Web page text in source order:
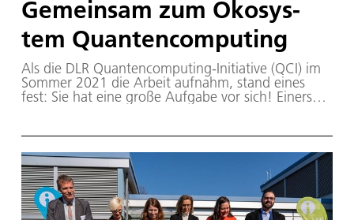
Ge­mein­sam zum Öko­sys­
tem Quan­ten­com­pu­ting
Als die DLR Quantencomputing-Initiative (QCI) im
Sommer 2021 die Arbeit aufnahm, stand eines
fest: Sie hat eine große Aufgabe vor sich! Einerseits
Deutschland entwickeln, an denen DLR-
Forschungsteams innovative Fragestellungen auf
eigener Quanten-Hardware beantworten können.
Zum anderen sollte sie das existierende deutsche
Ökosystem Quantencomputing durch strategische
Investitionen ertüchtigen.